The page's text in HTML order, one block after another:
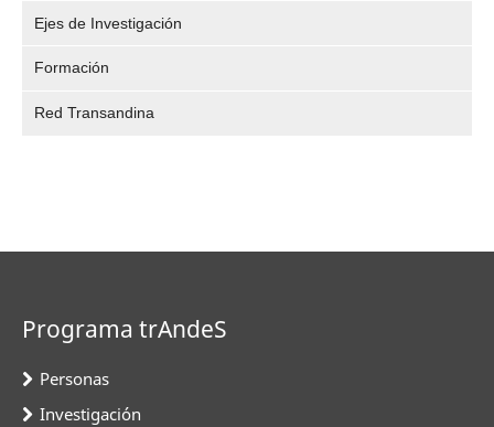
Ejes de Investigación
Formación
Red Transandina
Programa trAndeS
Personas
Investigación